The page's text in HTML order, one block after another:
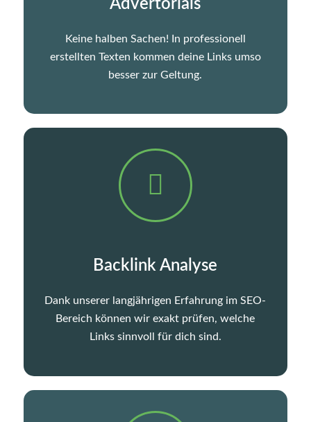
Advertorials
Keine halben Sachen! In professionell
erstellten Texten kommen deine Links umso
besser zur Geltung.
Backlink Analyse
Dank unserer langjährigen Erfahrung im SEO-
Bereich können wir exakt prüfen, welche
Links sinnvoll für dich sind.